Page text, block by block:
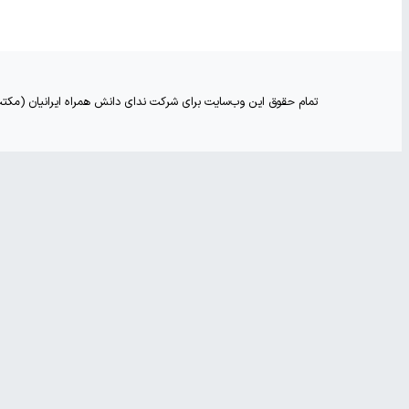
تمام حقوق اين وب‌سايت برای شرکت ندای دانش همراه ایرانیان